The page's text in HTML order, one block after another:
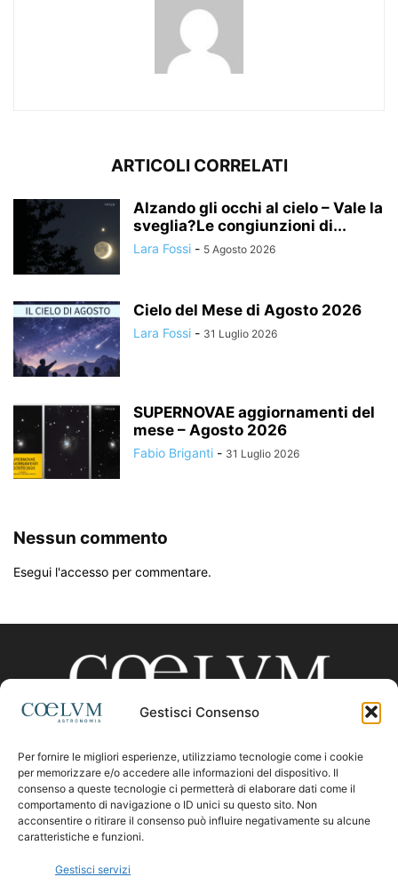
Gestisci Consenso
Per fornire le migliori esperienze, utilizziamo tecnologie come i cookie
per memorizzare e/o accedere alle informazioni del dispositivo. Il
consenso a queste tecnologie ci permetterà di elaborare dati come il
comportamento di navigazione o ID unici su questo sito. Non
acconsentire o ritirare il consenso può influire negativamente su alcune
caratteristiche e funzioni.
Gestisci servizi
ARTICOLI CORRELATI
Alzando gli occhi al cielo – Vale la
sveglia?Le congiunzioni di...
Lara Fossi - 5 Agosto 2026
Cielo del Mese di Agosto 2026
Lara Fossi - 31 Luglio 2026
SUPERNOVAE aggiornamenti del
mese – Agosto 2026
Fabio Briganti - 31 Luglio 2026
Nessun commento
Esegui l'accesso per commentare.
CHI SIAMO
Contattaci:coelumastro@coelum.com